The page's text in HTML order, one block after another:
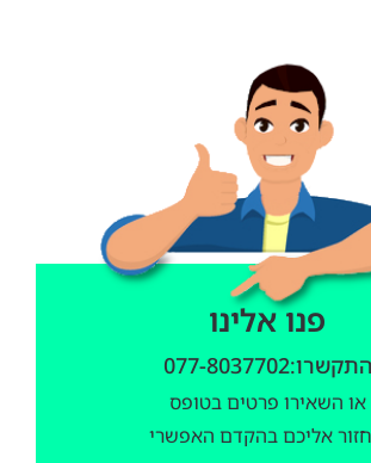
פנו אלינו
התקשרו:077-8037702
או השאירו פרטים בטופס
אליכם בהקדם האפשרי